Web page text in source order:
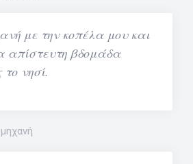
με την κοπέλα μου και
απίστευτη βδομάδα
νησί.